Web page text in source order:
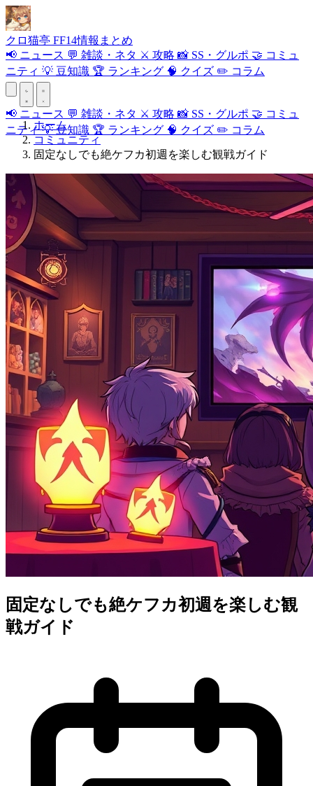
クロ猫亭 FF14情報まとめ
📢 ニュース 💬 雑談・ネタ ⚔️ 攻略 📸 SS・グルポ 🤝 コミュ
ニティ 💡 豆知識 🏆 ランキング 🧠 クイズ ✏️ コラム
📢 ニュース 💬 雑談・ネタ ⚔️ 攻略 📸 SS・グルポ 🤝 コミュ
ニティ💡豆知識 🏆 ランキング 🧠 クイズ ✏️ コラム
ホーム
コミュニティ
固定なしでも絶ケフカ初週を楽しむ観戦ガイド
固定なしでも絶ケフカ初週を楽しむ観
戦ガイド